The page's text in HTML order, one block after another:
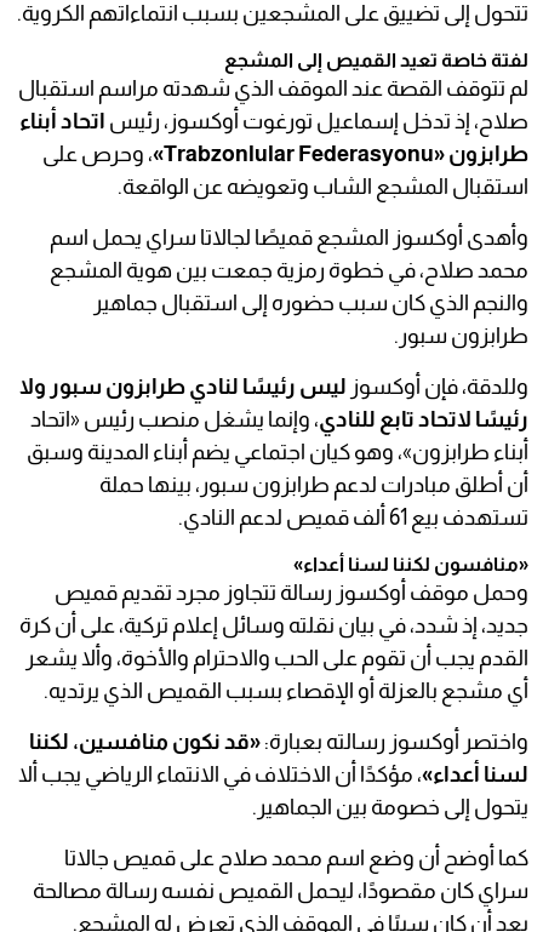
تتحول إلى تضييق على المشجعين بسبب انتماءاتهم الكروية.
لفتة خاصة تعيد القميص إلى المشجع
لم تتوقف القصة عند الموقف الذي شهدته مراسم استقبال
صلاح، إذ تدخل إسماعيل تورغوت أوكسوز، رئيس اتحاد أبناء
طرابزون «Trabzonlular Federasyonu»
، وحرص على
استقبال المشجع الشاب وتعويضه عن الواقعة.
وأهدى أوكسوز المشجع قميصًا لجالاتا سراي يحمل اسم
محمد صلاح، في خطوة رمزية جمعت بين هوية المشجع
والنجم الذي كان سبب حضوره إلى استقبال جماهير
طرابزون سبور.
وللدقة، فإن أوكسوز ليس رئيسًا لنادي طرابزون سبور ولا
رئيسًا لاتحاد تابع للنادي، وإنما يشغل منصب رئيس «اتحاد
أبناء طرابزون»، وهو كيان اجتماعي يضم أبناء المدينة وسبق
أن أطلق مبادرات لدعم طرابزون سبور، بينها حملة
تستهدف بيع 61 ألف قميص لدعم النادي.
«منافسون لكننا لسنا أعداء»
وحمل موقف أوكسوز رسالة تتجاوز مجرد تقديم قميص
جديد، إذ شدد، في بيان نقلته وسائل إعلام تركية، على أن كرة
القدم يجب أن تقوم على الحب والاحترام والأخوة، وألا يشعر
أي مشجع بالعزلة أو الإقصاء بسبب القميص الذي يرتديه.
واختصر أوكسوز رسالته بعبارة: «قد نكون منافسين، لكننا
لسنا أعداء»، مؤكدًا أن الاختلاف في الانتماء الرياضي يجب ألا
يتحول إلى خصومة بين الجماهير.
كما أوضح أن وضع اسم محمد صلاح على قميص جالاتا
سراي كان مقصودًا، ليحمل القميص نفسه رسالة مصالحة
بعد أن كان سببًا في الموقف الذي تعرض له المشجع.